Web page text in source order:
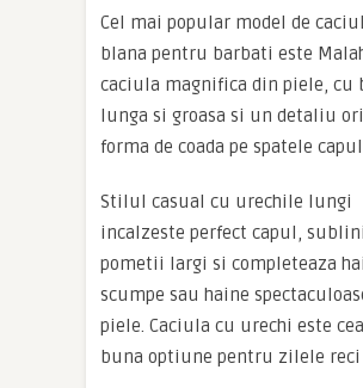
Cel mai popular model de
blana pentru barbati este
caciula magnifica din piele, cu
lunga si groasa si un detaliu
forma de coada pe spatele
Stilul casual cu urechile lungi
incalzeste perfect capul,
pometii largi si completeaza
scumpe sau haine
piele. Caciula cu urechi este
buna optiune pentru zilele reci